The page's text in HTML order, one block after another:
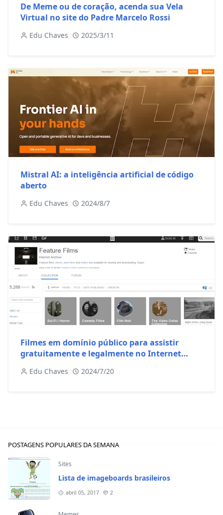
De Meme ou de coração, acenda sua Vela
Virtual no site do Padre Marcelo Rossi
Edu Chaves 2025/3/11
Mistral AI: a inteligência artificial de código
aberto
Edu Chaves 2024/8/7
Filmes em domínio público para assistir
gratuitamente e legalmente no Internet
Edu Chaves 2024/7/20
POSTAGENS POPULARES DA SEMANA
Sites
Lista de imageboards brasileiros
abril 05, 2017 2